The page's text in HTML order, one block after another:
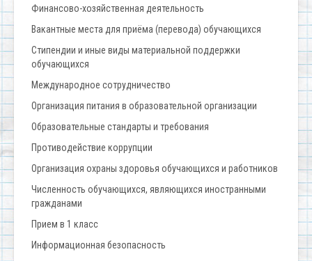
Финансово-хозяйственная деятельность
Вакантные места для приёма (перевода) обучающихся
Стипендии и иные виды материальной поддержки
обучающихся
Международное сотрудничество
Организация питания в образовательной организации
Образовательные стандарты и требования
Противодействие коррупции
Организация охраны здоровья обучающихся и работников
Численность обучающихся, являющихся иностранными
гражданами
Прием в 1 класс
Информационная безопасность